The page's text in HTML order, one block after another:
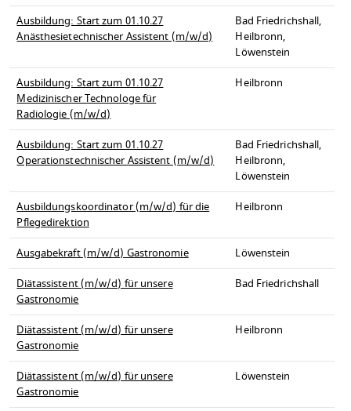
Ausbildung: Start zum 01.10.27
Anästhesietechnischer Assistent (m/w/d)
Bad Friedrichshall,
Heilbronn,
Löwenstein
Ausbildung: Start zum 01.10.27
Medizinischer Technologe für
Radiologie (m/w/d)
Heilbronn
Ausbildung: Start zum 01.10.27
Operationstechnischer Assistent (m/w/d)
Bad Friedrichshall,
Heilbronn,
Löwenstein
Ausbildungskoordinator (m/w/d) für die
Pflegedirektion
Heilbronn
Ausgabekraft (m/w/d) Gastronomie
Löwenstein
Diätassistent (m/w/d) für unsere
Gastronomie
Bad Friedrichshall
Diätassistent (m/w/d) für unsere
Gastronomie
Heilbronn
Diätassistent (m/w/d) für unsere
Gastronomie
Löwenstein